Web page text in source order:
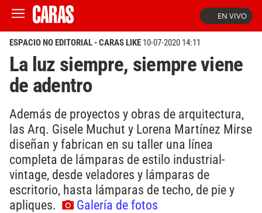
EN VIVO
ESPACIO NO EDITORIAL - CARAS LIKE 10-07-2020 14:11
La luz siempre, siempre viene
de adentro
Además de proyectos y obras de arquitectura,
las Arq. Gisele Muchut y Lorena Martínez Mirse
diseñan y fabrican en su taller una línea
completa de lámparas de estilo industrial-
vintage, desde veladores y lámparas de
escritorio, hasta lámparas de techo, de pie y
apliques.
Galería de fotos